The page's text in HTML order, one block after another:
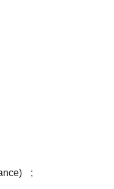
;